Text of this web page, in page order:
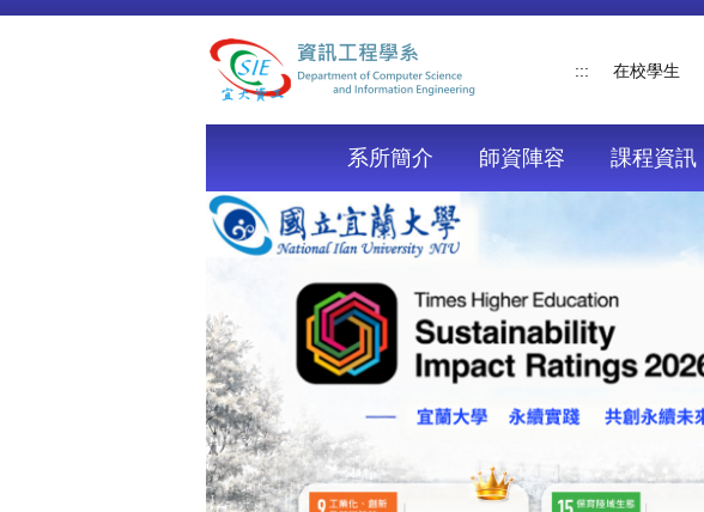
跳
::: 在校學生
系所簡介 師資陣容 課程資訊